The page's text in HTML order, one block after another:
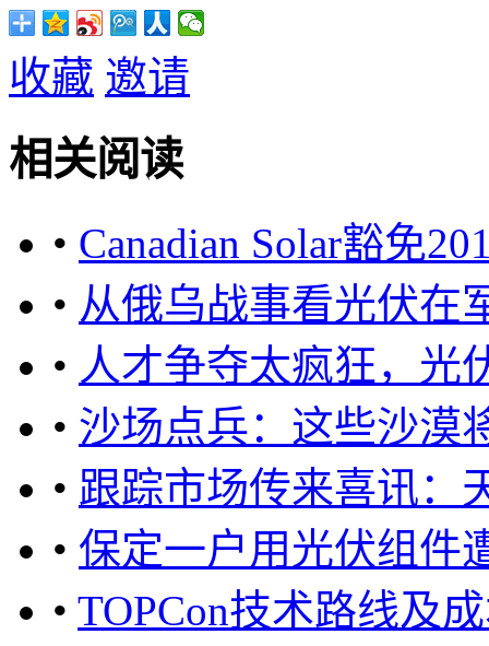
收藏 邀请
相关阅读
• Canadian Solar豁免
• 从俄乌战事看光伏在
• 人才争夺太疯狂，光
• 沙场点兵：这些沙漠
• 跟踪市场传来喜讯：
• 保定一户用光伏组件
• TOPCon技术路线及